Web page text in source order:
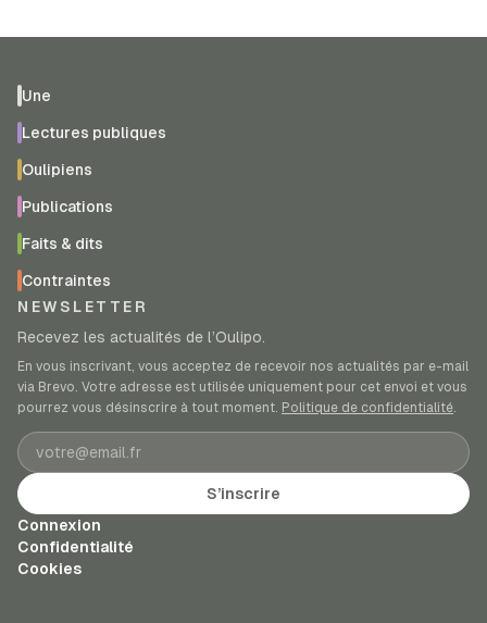
Une
Lectures publiques
Oulipiens
Publications
Faits & dits
Contraintes
NEWSLETTER
Recevez les actualités de l’Oulipo.
En vous inscrivant, vous acceptez de recevoir nos actualités par e-mail
via Brevo. Votre adresse est utilisée uniquement pour cet envoi et vous
pourrez vous désinscrire à tout moment. Politique de confidentialité.
Adresse e-mail
S’inscrire
Connexion
Confidentialité
Cookies